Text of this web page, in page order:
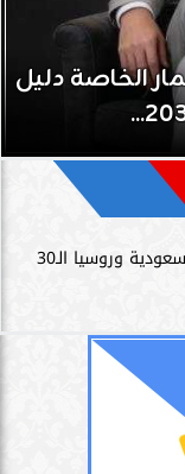
حريصة على
وشعباً
سامر شقير: اتفاقيات السعودية وروسيا الـ30